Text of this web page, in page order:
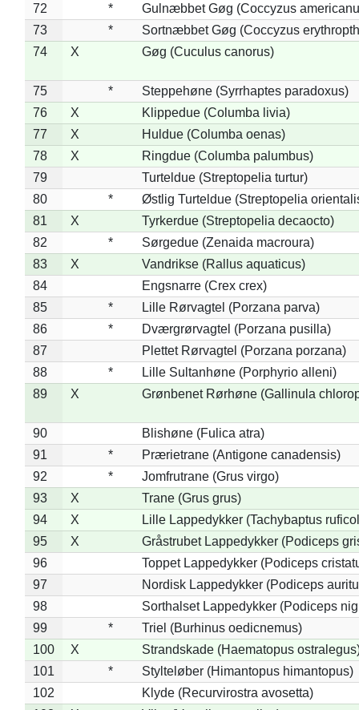
72
*
Gulnæbbet Gøg (Coccyzus
73
*
Sortnæbbet Gøg (Coccyzus
74
X Gøg (Cuculus canorus)
75 *
Steppehøne (Syrrhaptes paradoxus)
76
X
Klippedue (Columba livia)
77
X
Huldue (Columba oenas)
78
X
Ringdue (Columba palumbus)
79
Turteldue (Streptopelia turtur)
80
*
Østlig Turteldue (Streptopelia
81
X
Tyrkerdue (Streptopelia decaocto)
82
*
Sørgedue (Zenaida macroura)
83
X
Vandrikse (Rallus aquaticus)
84
Engsnarre (Crex crex)
85
*
Lille Rørvagtel (Porzana parva)
86
*
Dværgrørvagtel (Porzana pusilla)
87
Plettet Rørvagtel (Porzana porzana)
88
*
Lille Sultanhøne (Porphyrio alleni)
89
X Grønbenet Rørhøne (Gallinula
90
Blishøne (Fulica atra)
91
*
Prærietrane (Antigone canadensis)
92
*
Jomfrutrane (Grus virgo)
93
X
Trane (Grus grus)
94
X
Lille Lappedykker (Tachybaptus
95
X
Gråstrubet Lappedykker (Podiceps
96
Toppet Lappedykker (Podiceps
97
Nordisk Lappedykker (Podiceps
98
Sorthalset Lappedykker (Podiceps
99
*
Triel (Burhinus oedicnemus)
100
X
Strandskade (Haematopus
101
*
Stylteløber (Himantopus himantopus)
102
Klyde (Recurvirostra avosetta)